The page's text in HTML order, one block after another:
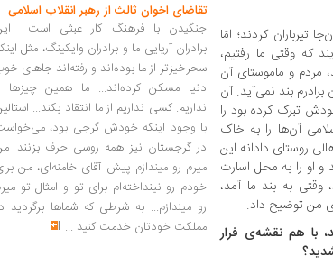
تیرباران کردند؛ امّا
که وقتی ما رفتیم،
مردم و ماموستای آن
بند نمی‌آید. آن
تبرک کرده بود را
آن‌ها را به خاک
روستای دادانه این
و او را به محل اسارت
وقتی به بند ما آمد،
من توضیح داد.
با هم نقشه‌ی فرار
تقاضای اخوان ثالث از رهبر انقلاب اسلامی
جنگیدن با فرهنگ کار عبثی است...
برادران آریایی ما و برادران وایکینگ، مثل
سحرخیزتر از ما بوده‌اند و رفته‌اند جاهای
دنیا مسکن کرده‌اند... ما همین چیزها
نداریم. کسی نداریم از ما انتقاد بکند...
با وجود اینکه خودش گرجی بود،
در گرجستان نیز همه روسی حرف
میرم رو میندازم پیش آقای خامنه‌ای، من
خودم رو نینداخته‌ام برای تو و امثال تو
رو میندازم... به شرطی که شماها برگردید
مملکت خودتان خدمت کنید ...